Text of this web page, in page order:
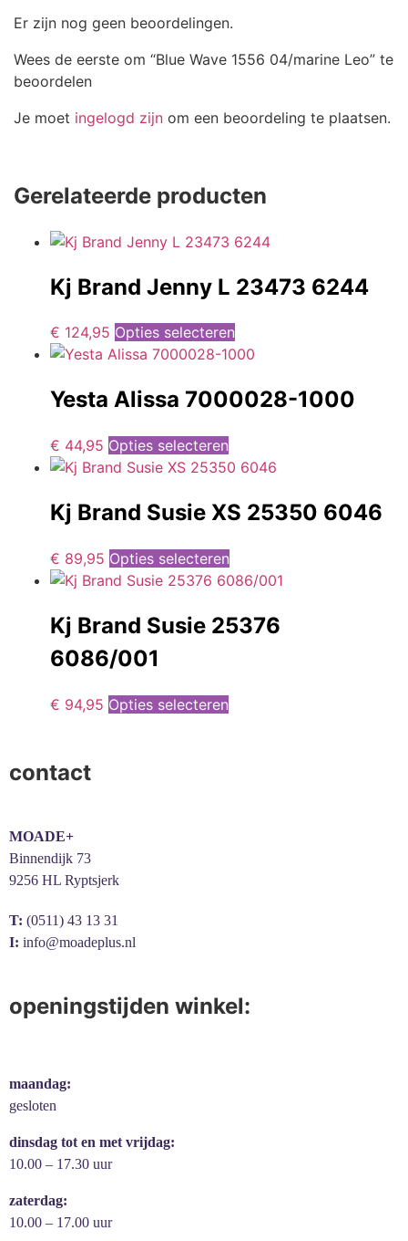
Er zijn nog geen beoordelingen.
Wees de eerste om “Blue Wave 1556 04/marine Leo” te
beoordelen
Je moet ingelogd zijn om een beoordeling te plaatsen.
Gerelateerde producten
Kj Brand Jenny L 23473 6244
€ 124,95 Opties selecteren
Yesta Alissa 7000028-1000
€ 44,95 Opties selecteren
Kj Brand Susie XS 25350 6046
€ 89,95 Opties selecteren
Kj Brand Susie 25376
6086/001
€ 94,95 Opties selecteren
contact
MOADE+
Binnendijk 73
9256 HL Ryptsjerk
T: (0511) 43 13 31
I: info@moadeplus.nl
openingstijden winkel:
maandag:
gesloten
dinsdag tot en met vrijdag:
10.00 – 17.30 uur
zaterdag:
10.00 – 17.00 uur